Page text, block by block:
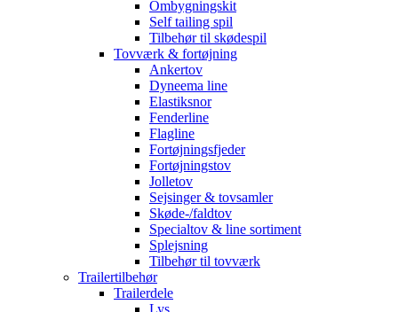
Ombygningskit
Self tailing spil
Tilbehør til skødespil
Tovværk & fortøjning
Ankertov
Dyneema line
Elastiksnor
Fenderline
Flagline
Fortøjningsfjeder
Fortøjningstov
Jolletov
Sejsinger & tovsamler
Skøde-/faldtov
Specialtov & line sortiment
Splejsning
Tilbehør til tovværk
Trailertilbehør
Trailerdele